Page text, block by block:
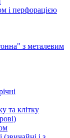
і перфорацією
з металевим
та клітку